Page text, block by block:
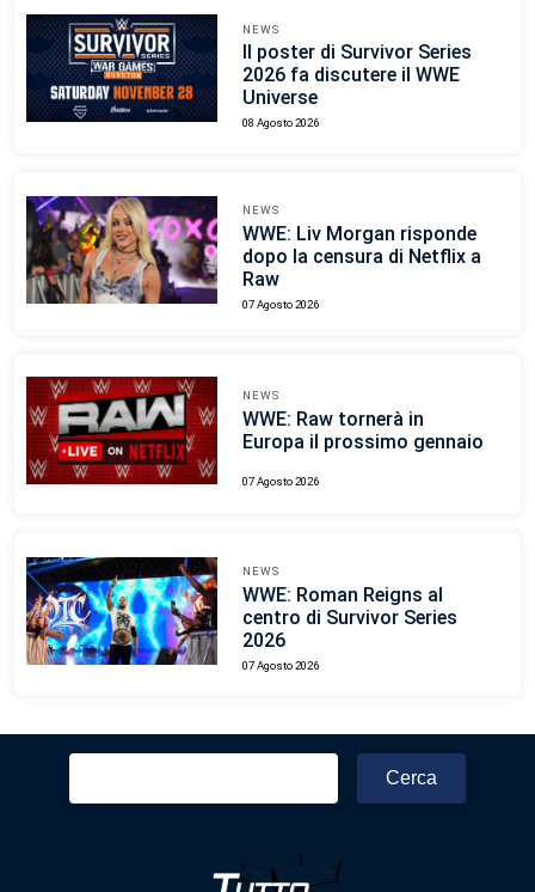
NEWS
Il poster di Survivor Series
2026 fa discutere il WWE
Universe
08 Agosto 2026
NEWS
WWE: Liv Morgan risponde
dopo la censura di Netflix a
Raw
07 Agosto 2026
NEWS
WWE: Raw tornerà in
Europa il prossimo gennaio
07 Agosto 2026
NEWS
WWE: Roman Reigns al
centro di Survivor Series
2026
07 Agosto 2026
Ricerca